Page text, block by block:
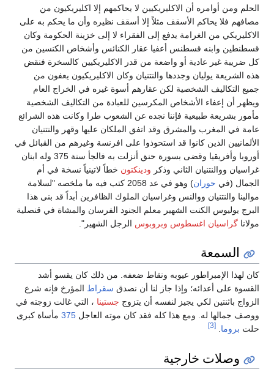
الحلم ومن أوامره أن الاكليريكيين لا يحاكمهم إلا اكليريكيون من
مصافهم فلا يحاكم الأسقف مثلاً إلا أسقف نظيره وأن ما يحكم به على
الاكليريكي من الغرامة يدفع إلى الفقراء لا إلى خزينة الحكومة وكان
قسطنطين وابنه قسطنس أعفيا عقار الكنائس وأشخاص الكنسين من
كل ضريبة غير عادية أو واضعة من قدر الاكليريكيين كالسخرة فنقض
هذه الشريعة يوليان وجددها والنتنيان وكان الاكليريكيون يعفون من
جميع التكاليف الشخصية لكن عقارهم أسوة غيره في الخراج العام
ويظهر أن إعفاء الأشخاص المكرسين للعبادة من التكاليف الشخصية
مأمور بشريعة طبيعية فإننا نجده عن الشعوب طرا وكانت هذه الشرائع
عامة في المغرب والمشرق وقد اتفق الملكان عليها وقهر والنتنيان
الألمانيين الذين كانوا قد استحوذوا على افرنسة وغيرهم من القبائل في
أوروبا وأفريقيا وقضى بسورة حنق أنزلت به فالجأ سنة 375 وله ابنان
غراسيان ووالنتنيان الثاني وذكر ودينكتون خطاً لاتينياً نسخة في أم
الجمال (في حوران
) وهو في عد 2058 كتب فيه ما ملخصه "لسلامة
موالينا والنتنيان ووالنس وغراسيان الملوك الظافرين أبداً قد بنى هذا
البرج يوليوس الكنت الشهير معلم الجنود الفرسان والمشاة في قنصلية
مولانا گراسيان اغسطوس وبروبوس الرجل الشهير".
السمعة
كان لهذا الإمبراطور عيوبه ونقاط ضعفه. من ذلك كان يقسو أشد
القسوة على أعدائه؛ وإذا جاز لنا أن نصدق سقراط المؤرخ فإنه شرع
الزواج باثنتين لكي يجيز لنفسه أن يتزوج جستينا ، التي غالت زوجته في
ووصف جمالها له. ومع هذا كله فقد كان موته العاجل 375 مأساة كبرى
حلت بروما [3]
وصلات خارجية